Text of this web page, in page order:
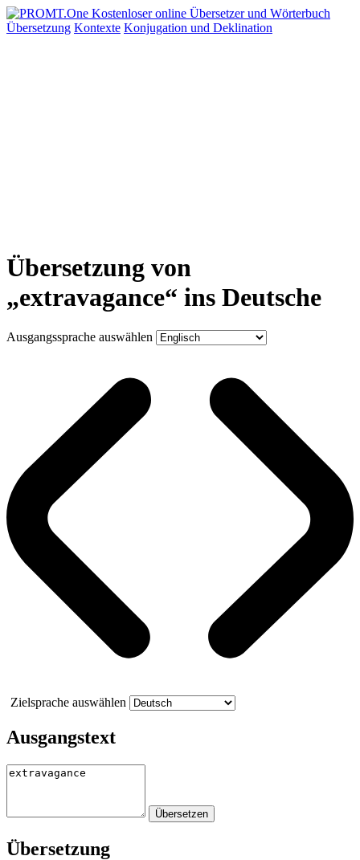
Übersetzung Kontexte Konjugation und Deklination
Übersetzung von
„extravagance“ ins Deutsche
Ausgangssprache auswählen
Zielsprache auswählen
Ausgangstext
Übersetzung